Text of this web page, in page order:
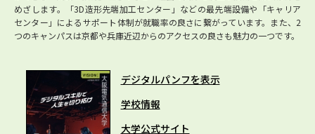
めざします。「3D造形先端加工センター」などの最先端設備や「キャリア
センター」によるサポート体制が就職率の良さに繋がっています。また、2
つのキャンパスは京都や兵庫近辺からのアクセスの良さも魅力の一つです。
デジタルパンフを表示
学校情報
大学公式サイト